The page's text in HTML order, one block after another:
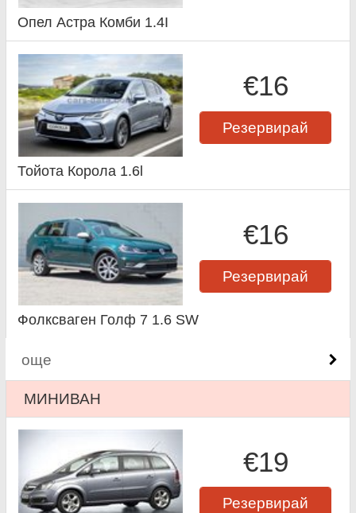
Опел Астра Комби 1.4I
€16
Резервирай
Тойота Корола 1.6l
€16
Резервирай
Фолксваген Голф 7 1.6 SW
още
МИНИВАН
€19
Резервирай